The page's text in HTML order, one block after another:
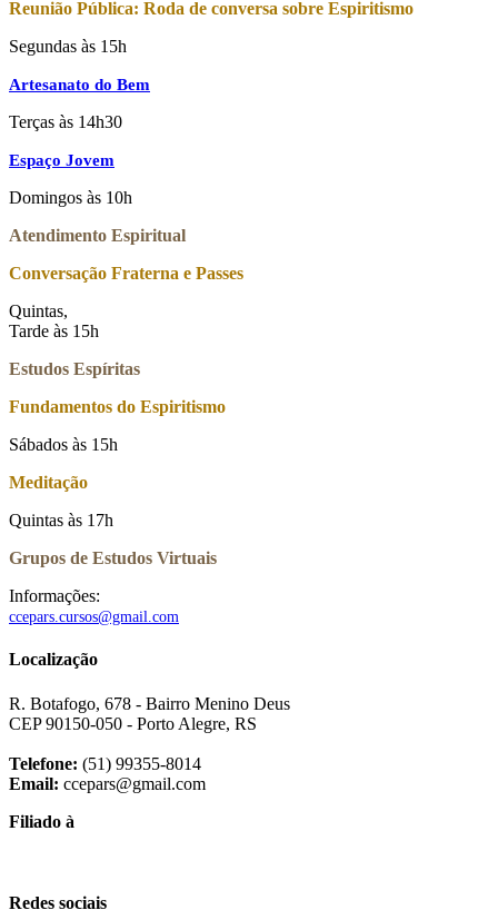
Reunião Pública: Roda de conversa sobre Espiritismo
Segundas às 15h
Artesanato do Bem
Terças às 14h30
Espaço Jovem
Domingos às 10h
Atendimento Espiritual
Conversação Fraterna e Passes
Quintas,
Tarde às 15h
Estudos Espíritas
Fundamentos do Espiritismo
Sábados às 15h
Meditação
Quintas às 17h
Grupos de Estudos Virtuais
Informações:
ccepars.cursos@gmail.com
Localização
R. Botafogo, 678 - Bairro Menino Deus
CEP 90150-050 - Porto Alegre, RS
Telefone: (51) 99355-8014
Email: ccepars@gmail.com
Filiado à
Redes sociais